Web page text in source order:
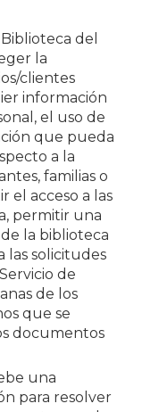
del
la
clientes
información
el uso de
que pueda
a la
familias o
el acceso a las
permitir una
la biblioteca
las solicitudes
de
de los
que se
documentos
una
para resolver